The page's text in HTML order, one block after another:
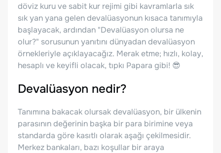
döviz kuru ve sabit kur rejimi gibi kavramlarla sık
sık yan yana gelen devalüasyonun kısaca tanımıyla
başlayacak, ardından "Devalüasyon olursa ne
olur?" sorusunun yanıtını dünyadan devalüasyon
örnekleriyle açıklayacağız. Merak etme; hızlı, kolay,
hesaplı ve keyifli olacak, tıpkı Papara gibi! 😎
Devalüasyon nedir?
Tanımına bakacak olursak devalüasyon, bir ülkenin
parasının değerinin başka bir para birimine veya
standarda göre kasıtlı olarak aşağı çekilmesidir.
Merkez bankaları, bazı koşullar bir araya